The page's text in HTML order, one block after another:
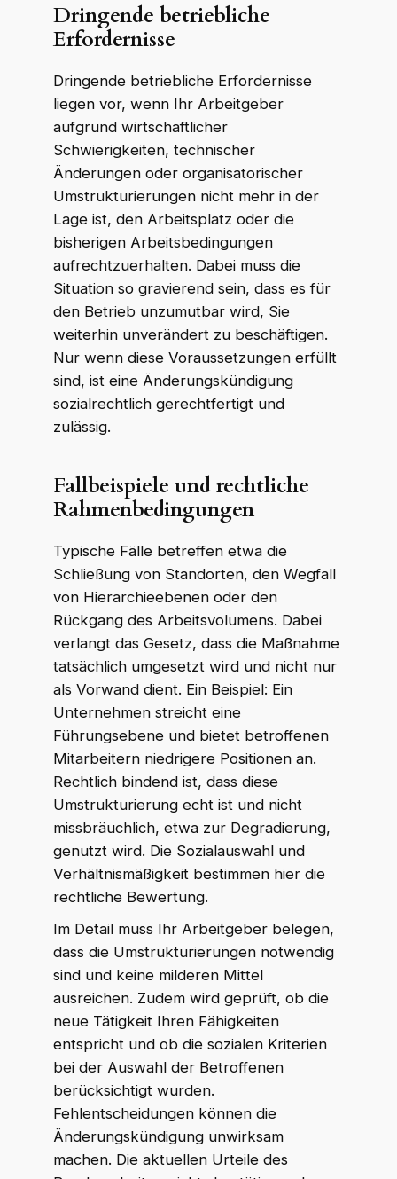
Dringende betriebliche
Erfordernisse
Dringende betriebliche Erfordernisse
liegen vor, wenn Ihr Arbeitgeber
aufgrund wirtschaftlicher
Schwierigkeiten, technischer
Änderungen oder organisatorischer
Umstrukturierungen nicht mehr in der
Lage ist, den Arbeitsplatz oder die
bisherigen Arbeitsbedingungen
aufrechtzuerhalten. Dabei muss die
Situation so gravierend sein, dass es für
den Betrieb unzumutbar wird, Sie
weiterhin unverändert zu beschäftigen.
Nur wenn diese Voraussetzungen erfüllt
sind, ist eine Änderungskündigung
sozialrechtlich gerechtfertigt und
zulässig.
Fallbeispiele und rechtliche
Rahmenbedingungen
Typische Fälle betreffen etwa die
Schließung von Standorten, den Wegfall
von Hierarchieebenen oder den
Rückgang des Arbeitsvolumens. Dabei
verlangt das Gesetz, dass die Maßnahme
tatsächlich umgesetzt wird und nicht nur
als Vorwand dient. Ein Beispiel: Ein
Unternehmen streicht eine
Führungsebene und bietet betroffenen
Mitarbeitern niedrigere Positionen an.
Rechtlich bindend ist, dass diese
Umstrukturierung echt ist und nicht
missbräuchlich, etwa zur Degradierung,
genutzt wird. Die Sozialauswahl und
Verhältnismäßigkeit bestimmen hier die
rechtliche Bewertung.
Im Detail muss Ihr Arbeitgeber belegen,
dass die Umstrukturierungen notwendig
sind und keine milderen Mittel
ausreichen. Zudem wird geprüft, ob die
neue Tätigkeit Ihren Fähigkeiten
entspricht und ob die sozialen Kriterien
bei der Auswahl der Betroffenen
berücksichtigt wurden.
Fehlentscheidungen können die
Änderungskündigung unwirksam
machen. Die aktuellen Urteile des